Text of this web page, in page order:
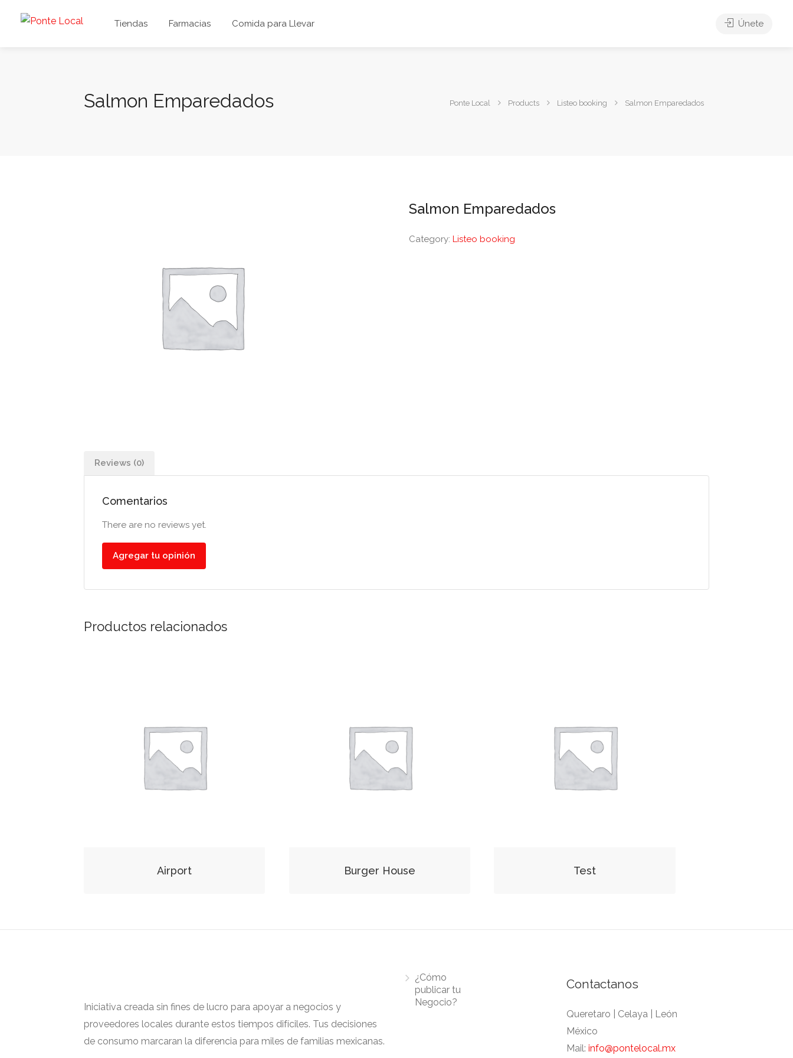
Tiendas Farmacias Comida para Llevar Únete
Salmon Emparedados Ponte Local Products Listeo booking Salmon Emparedados
Salmon Emparedados
Category:Listeo booking
Reviews (0)
Comentarios
There are no reviews yet.
Agregar tu opinión
Productos relacionados
Airport Burger House Test
Iniciativa creada sin fines de lucro para apoyar a negocios y
proveedores locales durante estos tiempos difíciles. Tus decisiones
de consumo marcaran la diferencia para miles de familias mexicanas.
¿Cómo
publicar tu
Negocio?
Contactanos
Queretaro | Celaya | León
México
Mail: info@pontelocal.mx